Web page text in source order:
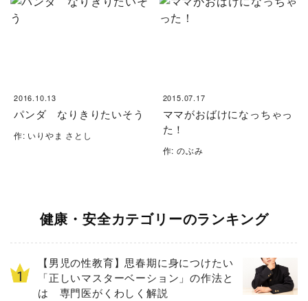
2016.10.13
パンダ なりきりたいそう
作: いりやま さとし
2015.07.17
ママがおばけになっちゃっ
た！
作: のぶみ
健康・安全カテゴリーのランキング
【男児の性教育】思春期に身につけたい
「正しいマスターベーション」の作法と
は 専門医がくわしく解説